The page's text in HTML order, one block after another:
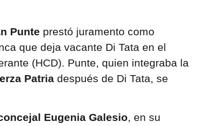
Punte prestó juramento como
que deja vacante Di Tata en el
(HCD). Punte, quien integraba la
Patriadespués de Di Tata, se
Eugenia Galesio, en su